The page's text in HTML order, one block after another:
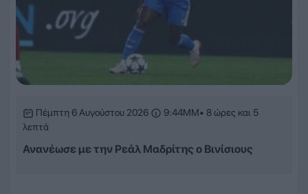
Πέμπτη 6 Αυγούστου 2026 9:44ΜΜ• 8 ώρες και 5
λεπτά
Ανανέωσε με την Ρεάλ Μαδρίτης ο Βινίσιους